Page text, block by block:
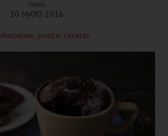
VANIA
10 MAYO 2016
chocolate, postre, recetas